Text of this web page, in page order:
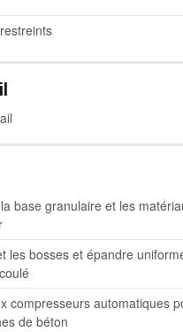
base granulaire et les
les bosses et épandre
compresseurs automatiques
de béton